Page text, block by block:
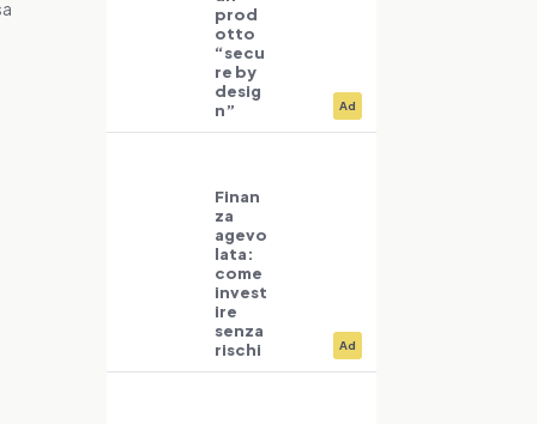
prod
otto
“secu
re by
desig
n”
Ad
Finan
za
agevo
lata:
come
invest
ire
senza
rischi
Ad